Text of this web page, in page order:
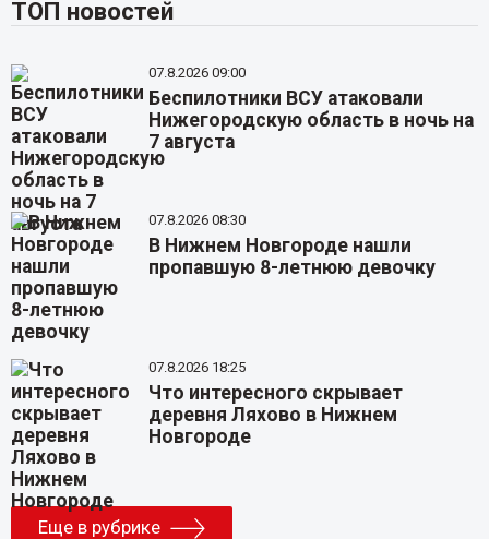
ТОП новостей
07.8.2026 09:00
Беспилотники ВСУ атаковали
Нижегородскую область в ночь на
7 августа
07.8.2026 08:30
В Нижнем Новгороде нашли
пропавшую 8-летнюю девочку
07.8.2026 18:25
Что интересного скрывает
деревня Ляхово в Нижнем
Новгороде
Еще в рубрике